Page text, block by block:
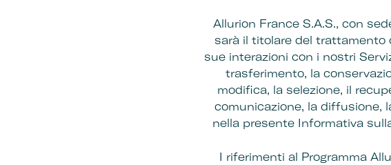
Allurion France S.A.S., con
sarà il titolare del trattamento
sue interazioni con i nostri
trasferimento, la
modifica, la selezione, il
comunicazione, la diffusione,
nella presente Informativa
I riferimenti al Programma